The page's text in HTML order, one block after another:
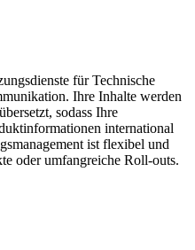
für Technische
Ihre Inhalte werden
sodass Ihre
international
ist flexibel und
oder umfangreiche Roll-outs.